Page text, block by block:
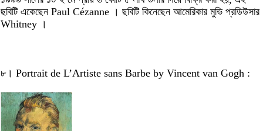
ছবিটি একেছেন Paul Cézanne । ছবিটি কিনেছেন আমেরিকার মুভি প্রডিউসার
Whitney ।
৮। Portrait de L’Artiste sans Barbe by Vincent van Gogh :